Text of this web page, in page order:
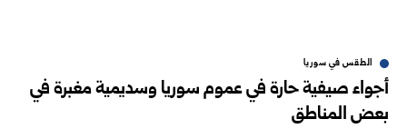
الطقس في سوريا
أجواء صيفية حارة في عموم سوريا وسديمية مغبرة في
بعض المناطق